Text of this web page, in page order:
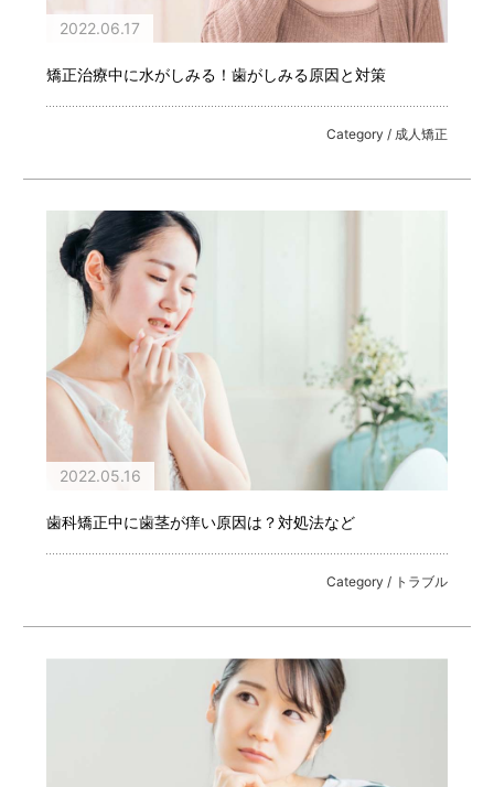
2022.06.17
矯正治療中に水がしみる！歯がしみる原因と対策
Category / 成人矯正
2022.05.16
歯科矯正中に歯茎が痒い原因は？対処法など
Category / トラブル